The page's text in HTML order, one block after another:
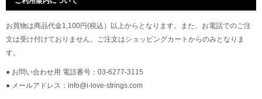
お買物は商品代金1,100円(税込）以上からとなります。また、お電話でのご注
文は受け付けておりません。ご注文はショッピングカートからのみとなりま
す。
● お問い合わせ用 電話番号：03-6277-3115
● メールアドレス：info@i-love-strings.com